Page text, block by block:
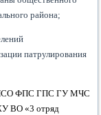
района;
патрулирования
ПСО ФПС ГПС ГУ МЧС
ВО «3 отряд